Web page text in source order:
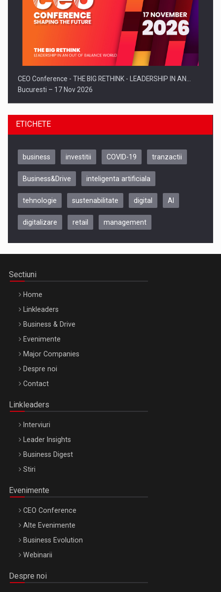
CEO Conference - THE BIG RETHINK - LEADERSHIP IN AN…
Bucuresti – 17 Nov 2026
Be Inspired. Make it Happen!, CLUJ, 9 Decembrie
Be Inspired. Make it Happen!, ARTEMIS LETO, ORADEA, 8
Octombrie
ETICHETE
business investitii COVID-19 tranzactii
Business&Drive inteligenta artificiala
tehnologie sustenabilitate digital AI
digitalizare retail management
Sectiuni
Home
Linkleaders
Business & Drive
Evenimente
Major Companies
Despre noi
Contact
Linkleaders
Interviuri
Leader Insights
Business Digest
Stiri
Evenimente
CEO Conference
Alte Evenimente
Business Evolution
Webinarii
Despre noi